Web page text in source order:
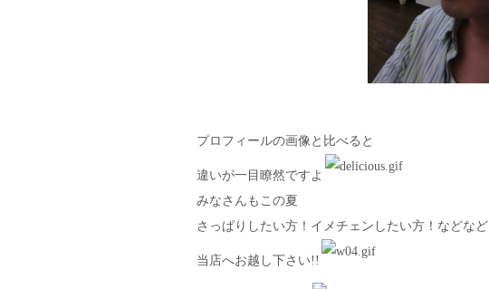
プロフィールの画像と比べると
違いが一目瞭然ですよ
みなさんもこの夏
さっぱりしたい方！イメチェンしたい方！などなど
当店へお越し下さい!!